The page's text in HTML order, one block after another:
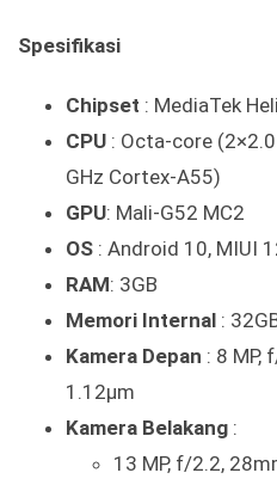
Spesifikasi
Chipset : MediaTek
CPU : Octa-core
GHz Cortex-A55)
GPU: Mali-G52 MC2
OS : Android 10, MIUI
RAM: 3GB
Memori Internal :
Kamera Depan : 8 MP,
1.12µm
Kamera Belakang :
13 MP, f/2.2,